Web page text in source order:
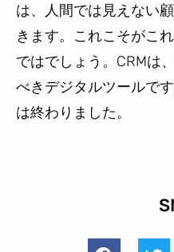
は、人間では見えない
きます。これこそがこ
ではでしょう。CRMは
べきデジタルツールで
は終わりました。